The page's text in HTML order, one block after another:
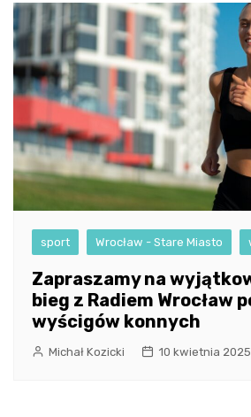
sport Wrocław - Stare Miasto
Zapraszamy na
bieg z Radiem Wrocław
wyścigów konnych
Michał Kozicki 10 kwietnia 2025